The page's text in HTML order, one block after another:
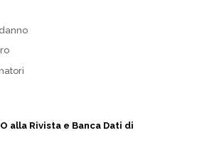
alla Rivista e Banca Dati di